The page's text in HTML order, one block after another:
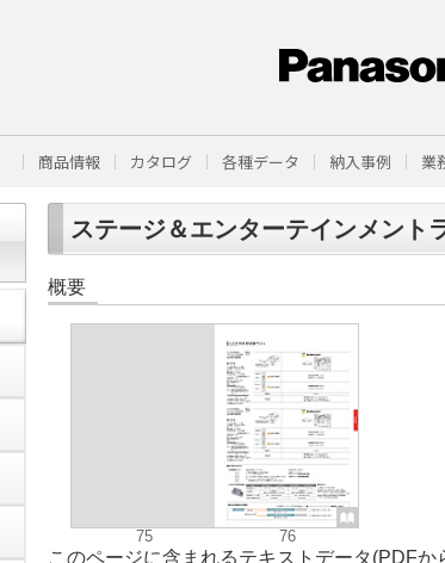
商品情報 カタログ 各種データ 納入事例 業
ステージ＆エンターテインメント
概要
75 76
このページに含まれるテキストデータ(PDFか